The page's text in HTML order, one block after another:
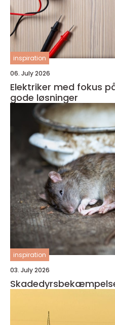
inspiration
06. July 2026
Elektriker med fokus
gode løsninger
inspiration
03. July 2026